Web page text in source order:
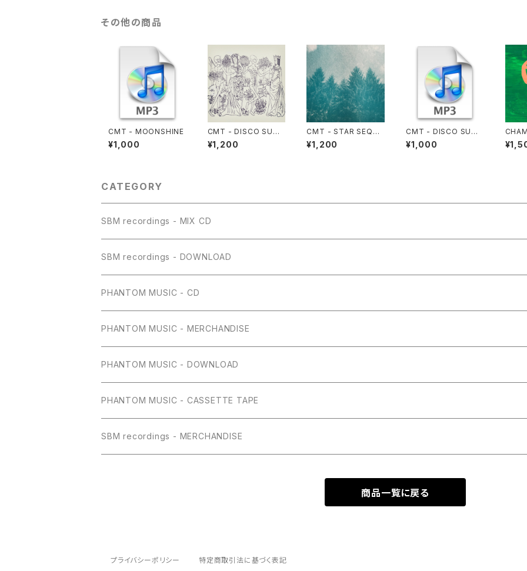
その他の商品
CMT - MOONSHINE
¥1,000
CMT - DISCO SUCK
S!!!! VOL.1(CD)
¥1,200
CMT - STAR SEQUE
NCE(CD)
¥1,200
CMT - DISCO SUCK
S!!!! VOL.1
¥1,000
CATEGORY
SBM recordings - MIX CD
SBM recordings - DOWNLOAD
PHANTOM MUSIC - CD
PHANTOM MUSIC - MERCHANDISE
PHANTOM MUSIC - DOWNLOAD
PHANTOM MUSIC - CASSETTE TAPE
SBM recordings - MERCHANDISE
商品一覧に戻る
プライバシーポリシー 特定商取引法に基づく表記